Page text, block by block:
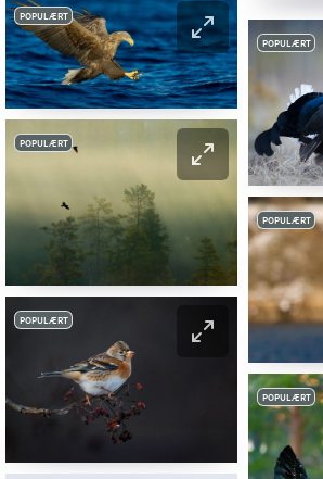
POPULÆRT
POPULÆRT
POPULÆRT
POPULÆRT
POPULÆRT
POPULÆRT